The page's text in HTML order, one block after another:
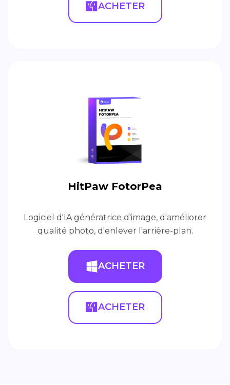
ACHETER
HitPaw FotorPea
Logiciel d'IA génératrice d'image, d'améliorer
qualité photo, d'enlever l'arrière-plan.
ACHETER
ACHETER